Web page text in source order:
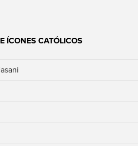
ÍCONES CATÓLICOS